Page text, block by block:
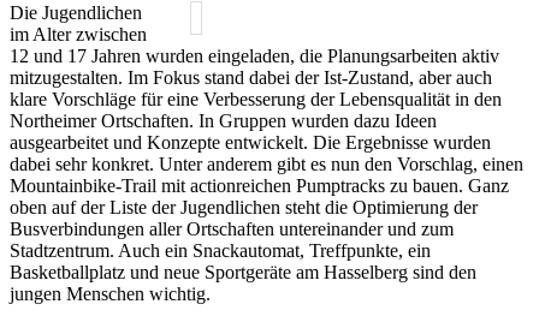
Die Jugendlichen
im Alter zwischen
12 und 17 Jahren wurden eingeladen, die Planungsarbeiten aktiv
mitzugestalten. Im Fokus stand dabei der Ist-Zustand, aber auch
klare Vorschläge für eine Verbesserung der Lebensqualität in den
Northeimer Ortschaften. In Gruppen wurden dazu Ideen
ausgearbeitet und Konzepte entwickelt. Die Ergebnisse wurden
dabei sehr konkret. Unter anderem gibt es nun den Vorschlag, einen
Mountainbike-Trail mit actionreichen Pumptracks zu bauen. Ganz
oben auf der Liste der Jugendlichen steht die Optimierung der
Busverbindungen aller Ortschaften untereinander und zum
Stadtzentrum. Auch ein Snackautomat, Treffpunkte, ein
Basketballplatz und neue Sportgeräte am Hasselberg sind den
jungen Menschen wichtig.